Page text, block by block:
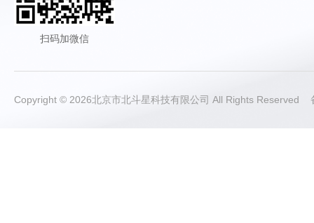
扫码加微信
Copyright © 2026北京市北斗星科技有限公司 All Rights Reserved